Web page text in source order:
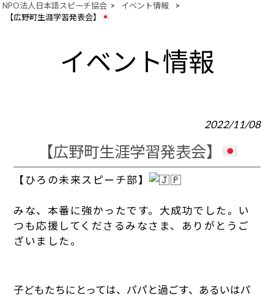
NPO法人日本語スピーチ協会 > イベント情報
>
【広野町生涯学習発表会】
イベント情報
2022/11/08
【広野町生涯学習発表会】
【ひろの未来スピーチ部】
みな、本番に強かったです。大成功でした。い
つも応援してくださるみなさま、ありがとうご
ざいました。
子どもたちにとっては、パパと過ごす、あるいはパ